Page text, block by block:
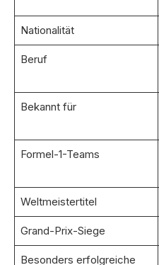
Nationalität
Beruf
Bekannt für
Formel-1-Teams
Weltmeistertitel
Grand-Prix-Siege
Besonders erfolgreiche